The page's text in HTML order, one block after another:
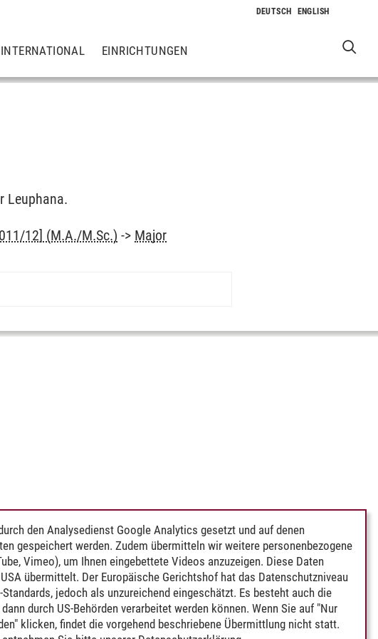
INTERNATIONAL EINRICHTUNGEN
Leuphana.
12] (M.A./M.Sc.) -> Major
den Analysedienst Google Analytics gesetzt und auf denen
gespeichert werden. Zudem übermitteln wir weitere personenbezogene
Vimeo), um Ihnen eingebettete Videos anzuzeigen. Diese Daten
übermittelt. Der Europäische Gerichtshof hat das Datenschutzniveau
Standards, jedoch als unzureichend eingeschätzt. Es besteht auch die
durch US-Behörden verarbeitet werden können. Wenn Sie auf "Nur
klicken, findet die vorgehend beschriebene Übermittlung nicht statt.